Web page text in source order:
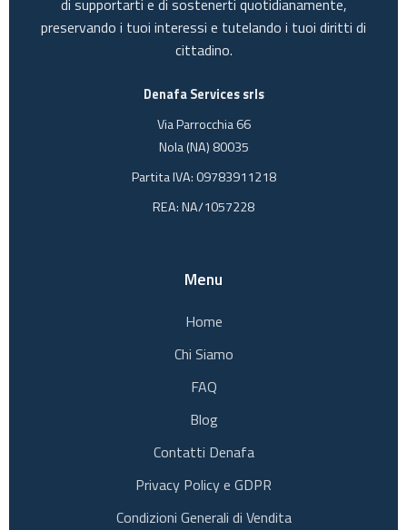
di supportarti e di sostenerti quotidianamente,
preservando i tuoi interessi e tutelando i tuoi diritti di
cittadino.
Denafa Services srls
Via Parrocchia 66
Nola (NA) 80035
Partita IVA: 09783911218
REA: NA/1057228
Menu
Home
Chi Siamo
FAQ
Blog
Contatti Denafa
Privacy Policy e GDPR
Condizioni Generali di Vendita